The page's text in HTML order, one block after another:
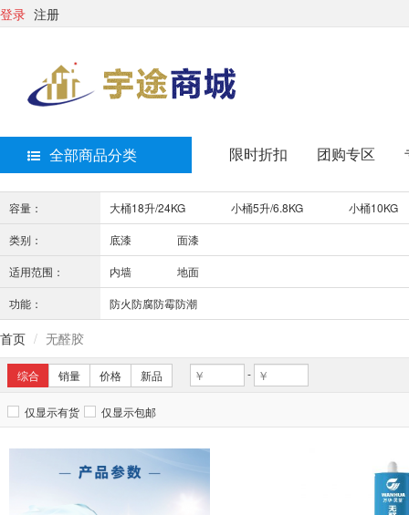
登录 注册
全部商品分类 限时折扣 团购专区
容量： 大桶18升/24KG 小桶5升/6.8KG 小桶10KG
类别： 底漆 面漆
适用范围： 内墙 地面
功能： 防火防腐防霉防潮
首页 无醛胶
综合 销量 价格 新品 -
仅显示有货 仅显示包邮